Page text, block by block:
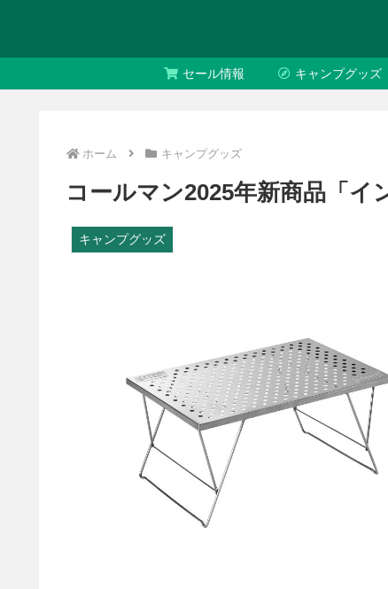
セール情報 キャンプグッズ
ホーム キャンプグッズ
コールマン2025年新商品「イ
キャンプグッズ